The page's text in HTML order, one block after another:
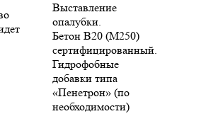
Выставление
опалубки.
Бетон В20 (М250)
сертифицированный.
Гидрофобные
добавки типа
«Пенетрон» (по
необходимости)